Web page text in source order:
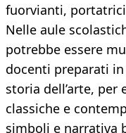
fuorvianti,
Nelle aule
potrebbe essere
docenti preparati
storia dell’arte,
classiche e
simboli e narrativa